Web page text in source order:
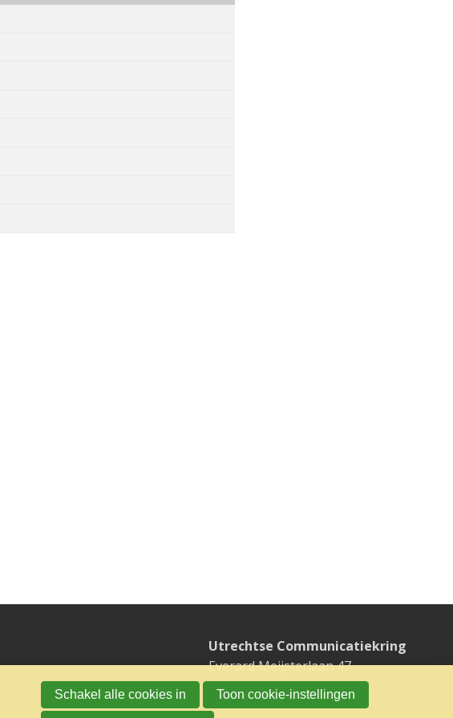
Utrechtse Communicatiekring
Everard Meijsterlaan 47
3533 CK UTRECHT
Schakel alle cookies in Toon cookie-instellingen